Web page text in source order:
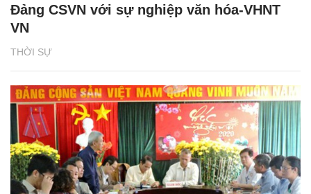
THỜI SỰ
Đảng CSVN với sự nghiệp văn hóa-VHNT
VN